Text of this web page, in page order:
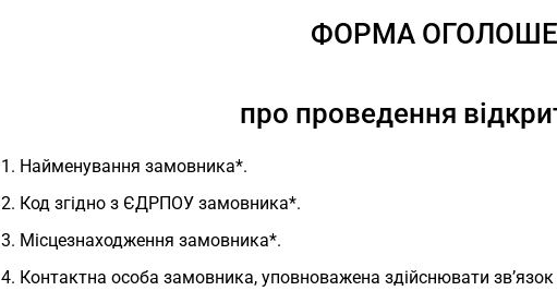
ФОРМА
про проведення
1. Найменування замовника*.
2. Код згідно з ЄДРПОУ замовника*.
3. Місцезнаходження замовника*.
4. Контактна особа замовника, уповноважена здійснювати